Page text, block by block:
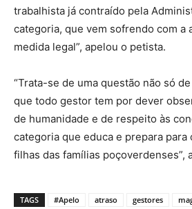
trabalhista já contraído pela
categoria, que vem sofrendo com a
medida legal”, apelou o petista.
“Trata-se de uma questão não só
que todo gestor tem por dever
de humanidade e de respeito às
categoria que educa e prepara
filhas das famílias poçoverdenses”,
TAGS #Apelo atraso gestores